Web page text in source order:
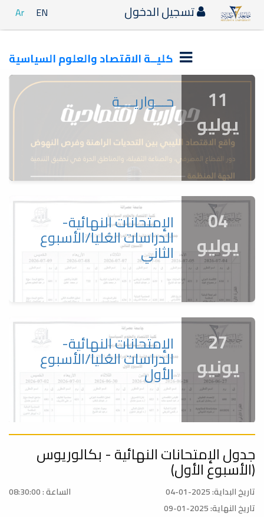
Ar EN تسجيل الدخول
كليــة الاقتصاد والعلوم السياسية
11
يوليو
حـــواريــــة
04
يوليو
الإمتحانات النهائية-
الدراسات العُليا/الأسبوع
الثاني
27
يونيو
الإمتحانات النهائية-
الدراسات العُليا/الأسبوع
الأول
27
يونيو
الإمتحانات النهائية-
البكالوريوس/الأسبوع
الثاني
جدول الإمتحانات النهائية - بكالوريوس
(الأسبوع الأول)
تاريخ البداية: 2025-01-04
تاريخ النهاية: 2025-01-09
الساعة : 08:30:00